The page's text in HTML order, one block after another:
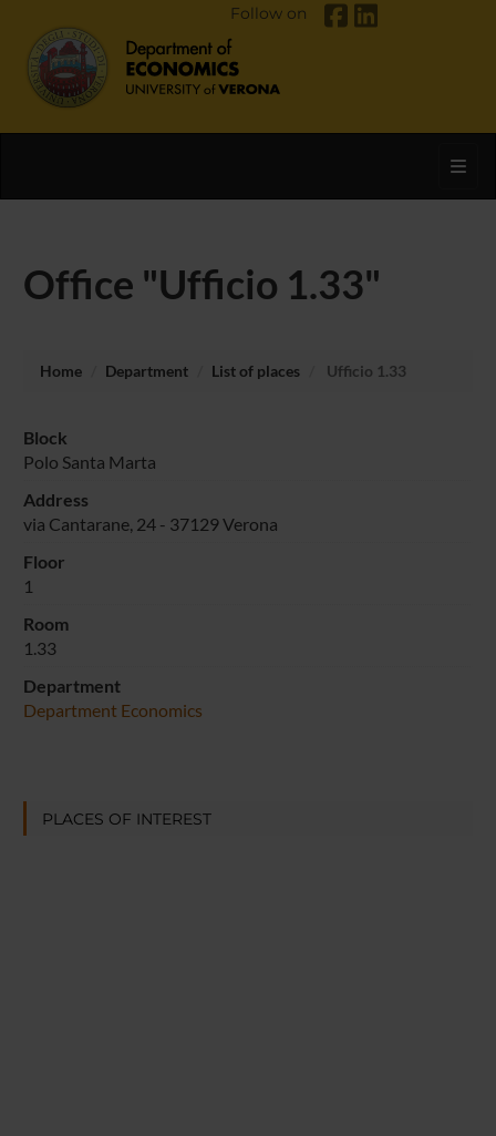
Follow on
Office "Ufficio 1.33"
Home Department List of places Ufficio 1.33
Block
Polo Santa Marta
Address
via Cantarane, 24 - 37129 Verona
Floor
1
Room
1.33
Department
Department Economics
PLACES OF INTEREST